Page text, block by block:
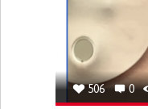
506 0